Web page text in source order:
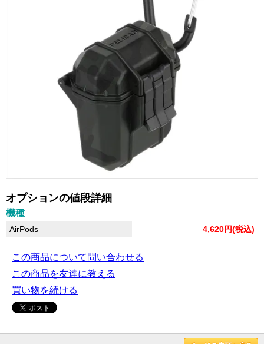
オプションの値段詳細
機種
AirPods 4,620円(税込)
この商品について問い合わせる
この商品を友達に教える
買い物を続ける